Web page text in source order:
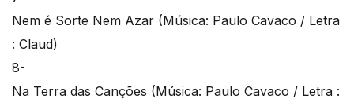
Nem é Sorte Nem Azar (Música: Paulo Cavaco / Letra
: Claud)
8-
Na Terra das Canções (Música: Paulo Cavaco / Letra :